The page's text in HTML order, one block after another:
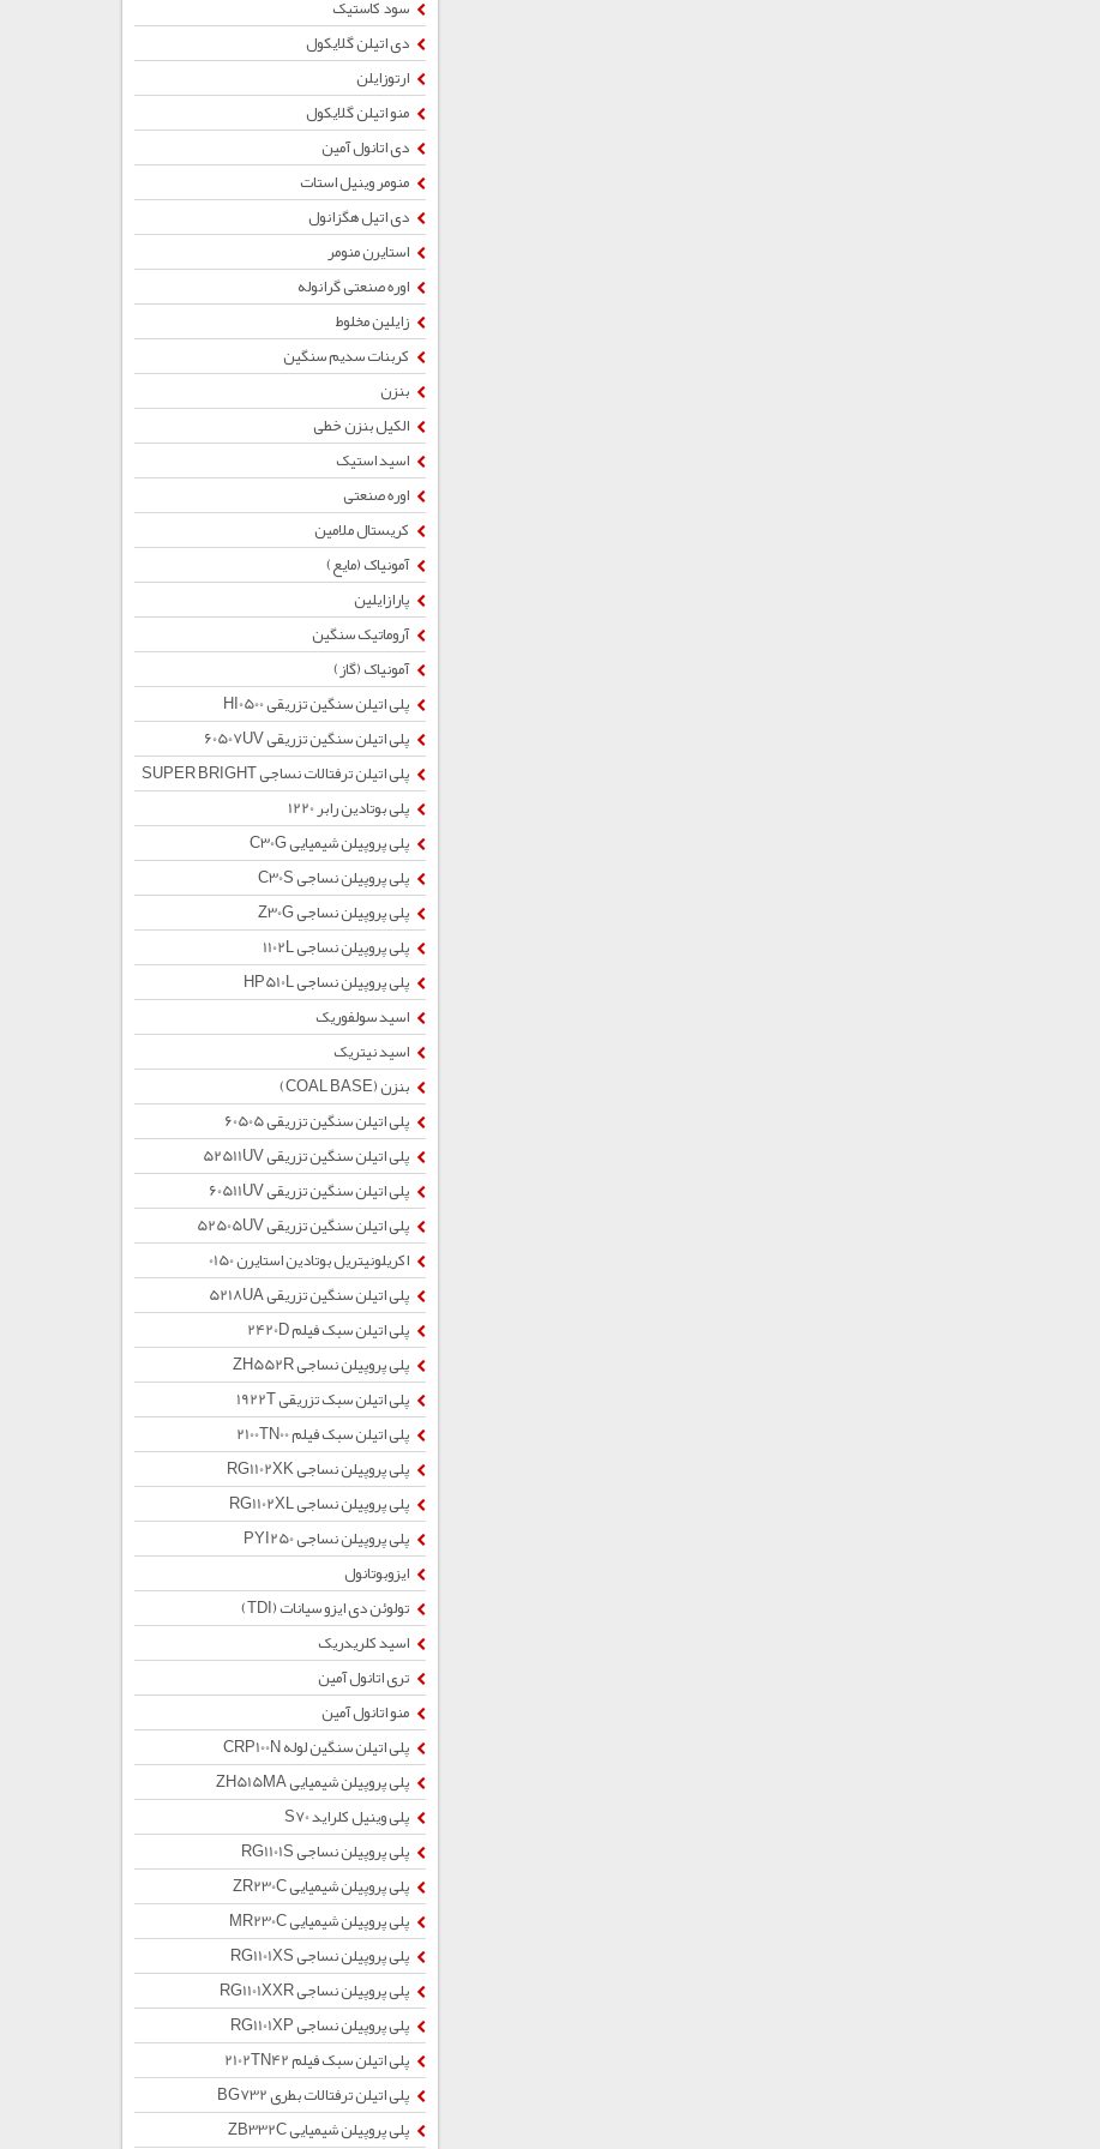
سود کاستیک
دی اتیلن گلایکول
ارتوزایلن
منو اتیلن گلایکول
دی اتانول آمین
منومر وینیل استات
دی اتیل هگزانول
استایرن منومر
اوره صنعتی گرانوله
زایلین مخلوط
کربنات سدیم سنگین
بنزن
الکیل بنزن خطی
اسید استیک
اوره صنعتی
کریستال ملامین
آمونیاک (مایع)
پارازایلین
آروماتیک سنگین
آمونیاک (گاز)
پلی اتیلن سنگین تزریقی HI0500
پلی اتیلن سنگین تزریقی 60507UV
پلی اتیلن ترفتالات نساجی SUPER BRIGHT
پلی بوتادین رابر 1220
پلی پروپیلن شیمیایی C30G
پلی پروپیلن نساجی C30S
پلی پروپیلن نساجی Z30G
پلی پروپیلن نساجی 1102L
پلی پروپیلن نساجی HP510L
اسید سولفوریک
اسید نیتریک
بنزن (COAL BASE)
پلی اتیلن سنگین تزریقی 60505
پلی اتیلن سنگین تزریقی 52511UV
پلی اتیلن سنگین تزریقی 60511UV
پلی اتیلن سنگین تزریقی 52505UV
اکریلونیتریل بوتادین استایرن 0150
پلی اتیلن سنگین تزریقی 5218UA
پلی اتیلن سبک فیلم 2420D
پلی پروپیلن نساجی ZH552R
پلی اتیلن سبک تزریقی 1922T
پلی اتیلن سبک فیلم 2100TN00
پلی پروپیلن نساجی RG1102XK
پلی پروپیلن نساجی RG1102XL
پلی پروپیلن نساجی PYI250
ایزوبوتانول
تولوئن دی ایزو سیانات (TDI)
اسید کلریدریک
تری اتانول آمین
منو اتانول آمین
پلی اتیلن سنگین لوله CRP100N
پلی پروپیلن شیمیایی ZH515MA
پلی وینیل کلراید S70
پلی پروپیلن نساجی RG1101S
پلی پروپیلن شیمیایی ZR230C
پلی پروپیلن شیمیایی MR230C
پلی پروپیلن نساجی RG1101XS
پلی پروپیلن نساجی RG1101XXR
پلی پروپیلن نساجی RG1101XP
پلی اتیلن سبک فیلم 2102TN42
پلی اتیلن ترفتالات بطری BG732
پلی پروپیلن شیمیایی ZB332C